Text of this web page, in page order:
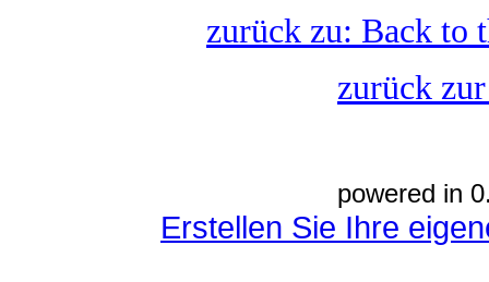
zurück zu: Back to
zurück
powered in
Erstellen Sie Ihre